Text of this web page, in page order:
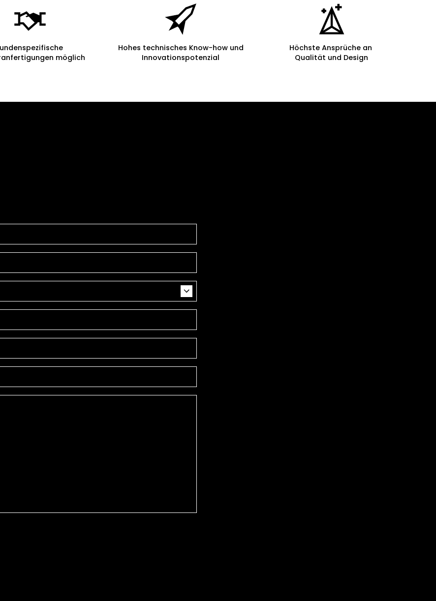
möglich
Hohes technisches Know-how und
Innovationspotenzial
Höchste Ansprüche an
Qualität und Design